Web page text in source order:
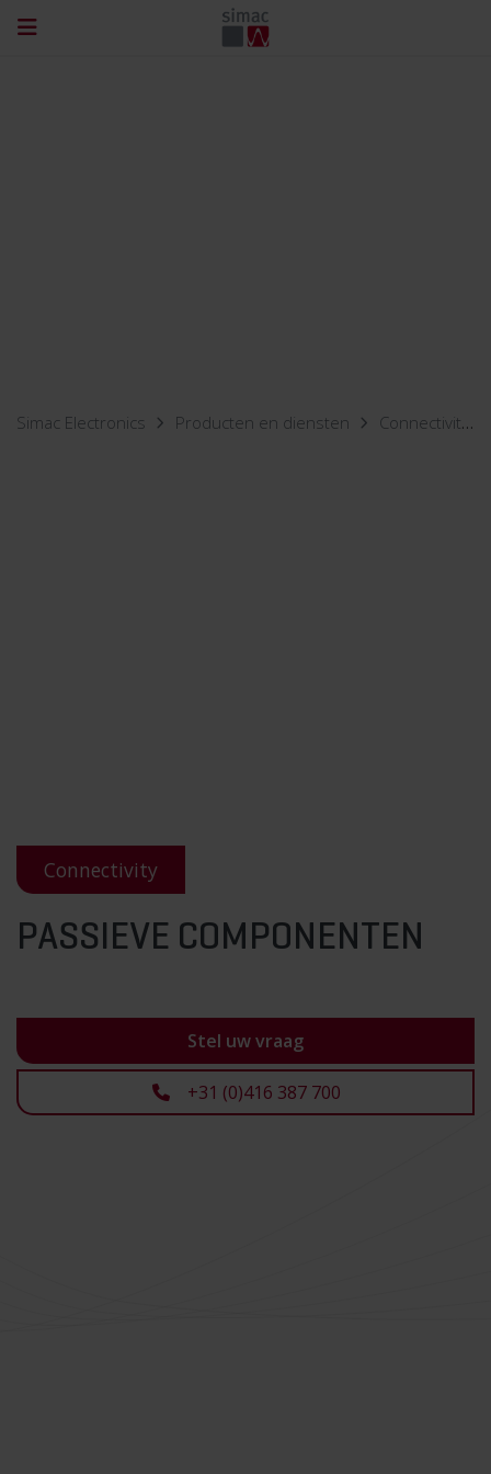
Simac Electronics Producten en diensten Connectivity
Connectivity
PASSIEVE COMPONENTEN
Stel uw vraag
+31 (0)416 387 700